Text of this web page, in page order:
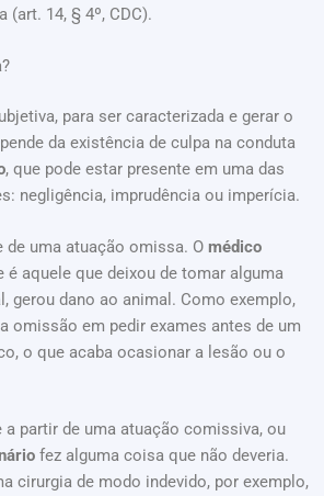
(art. 14, § 4º, CDC).
para ser caracterizada e gerar o
da existência de culpa na conduta
, que pode estar presente em uma das
negligência, imprudência ou imperícia.
de uma atuação omissa. O médico
é aquele que deixou de tomar alguma
gerou dano ao animal. Como exemplo,
omissão em pedir exames antes de um
o que acaba ocasionar a lesão ou o
partir de uma atuação comissiva, ou
fez alguma coisa que não deveria.
cirurgia de modo indevido, por exemplo,